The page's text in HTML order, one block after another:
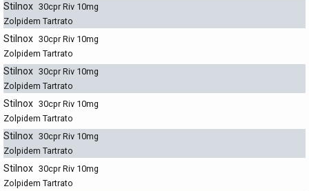
Stilnox 30cpr Riv 10mg
Zolpidem Tartrato
Stilnox 30cpr Riv 10mg
Zolpidem Tartrato
Stilnox 30cpr Riv 10mg
Zolpidem Tartrato
Stilnox 30cpr Riv 10mg
Zolpidem Tartrato
Stilnox 30cpr Riv 10mg
Zolpidem Tartrato
Stilnox 30cpr Riv 10mg
Zolpidem Tartrato